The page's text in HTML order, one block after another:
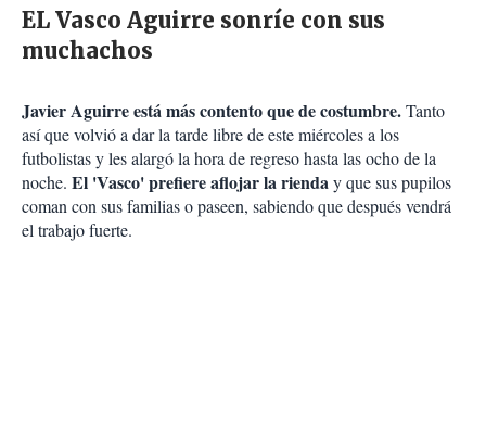
EL Vasco Aguirre sonríe con sus
muchachos
Javier Aguirre está más contento que de costumbre.Tanto
así que volvió a dar la tarde libre de este miércoles a los
futbolistas y les alargó la hora de regreso hasta las ocho de la
noche. El 'Vasco' prefiere aflojar la rienday que sus pupilos
coman con sus familias o paseen, sabiendo que después vendrá
el trabajo fuerte.